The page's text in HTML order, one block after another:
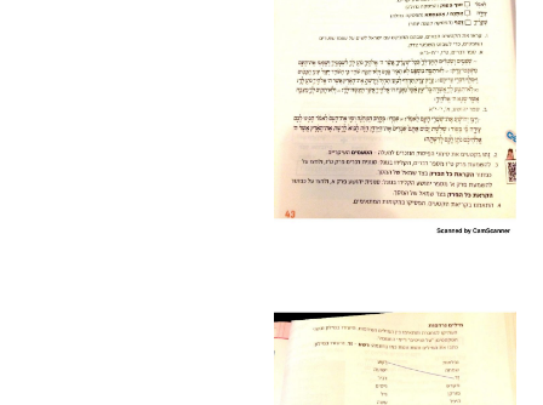
הקו החם
הצטרפות והתנדבות
הרשמה לעדכונים
הפורום החילוני
בפייסבוק